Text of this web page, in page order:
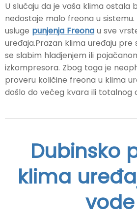
U slučaju da je vaša klima ostala
nedostaje malo freona u sistemu.
usluge punjenja Freona u sve
uređaja.Prazan klima uređaju pre
se slabim hladjenjem ili
izkompresora. Zbog toga je
proveru količine freona u klima
došlo do večeg kvara ili totalnog
Dubinsko
klima
vode